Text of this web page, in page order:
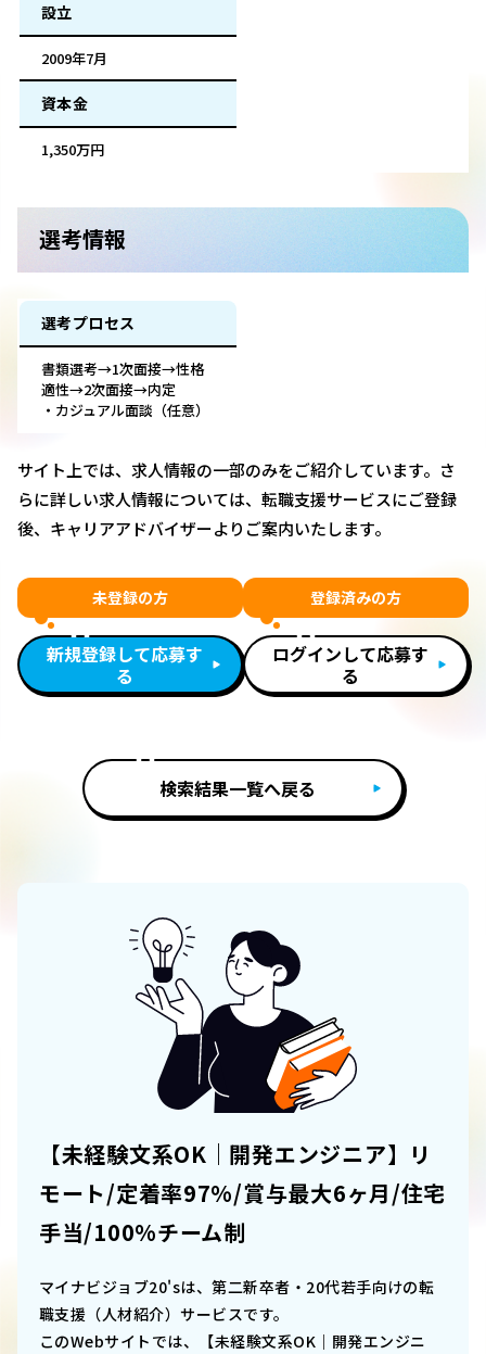
設立
2009年7月
資本金
1,350万円
選考情報
選考プロセス
書類選考→1次面接→性格
適性→2次面接→内定
・カジュアル面談（任意）
サイト上では、求人情報の一部のみをご紹介しています。さ
らに詳しい求人情報については、転職支援サービスにご登録
後、キャリアアドバイザーよりご案内いたします。
未登録の方
新規登録して応募す
る
登録済みの方
ログインして応募す
る
検索結果一覧へ戻る
【未経験文系OK｜開発エンジニア】リ
モート/定着率97%/賞与最大6ヶ月/住宅
手当/100%チーム制
マイナビジョブ20'sは、第二新卒者・20代若手向けの転
職支援（人材紹介）サービスです。
このWebサイトでは、
【未経験文系OK｜開発エンジニ